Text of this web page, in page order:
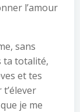
l’amour
sans
ta totalité,
et tes
je me